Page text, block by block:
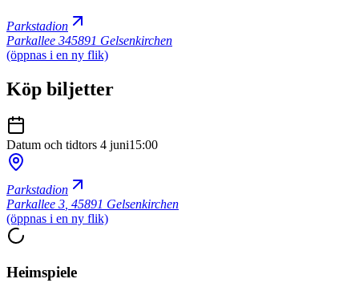
Parkstadion
Parkallee 345891 Gelsenkirchen
(öppnas i en ny flik)
Köp biljetter
Datum och tidtors 4 juni15:00
Parkstadion
Parkallee 3, 45891 Gelsenkirchen
(öppnas i en ny flik)
Heimspiele